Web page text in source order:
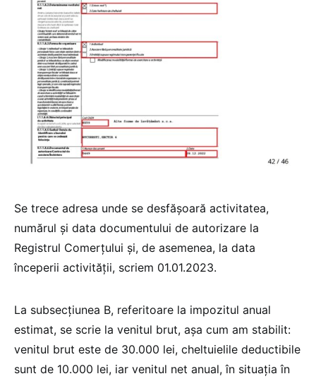
Se trece adresa unde se desfășoară activitatea,
numărul și data documentului de autorizare la
Registrul Comerțului și, de asemenea, la data
începerii activității, scriem 01.01.2023.
La subsecțiunea B, referitoare la impozitul anual
estimat, se scrie la venitul brut, așa cum am stabilit:
venitul brut este de 30.000 lei, cheltuielile deductibile
sunt de 10.000 lei, iar venitul net anual, în situația în